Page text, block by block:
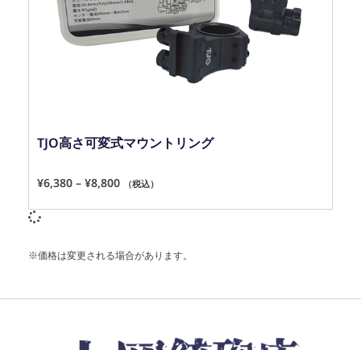
TJO高さ可変式マウントリング
¥6,380 – ¥8,800 （税込）
※価格は変更される場合があります。